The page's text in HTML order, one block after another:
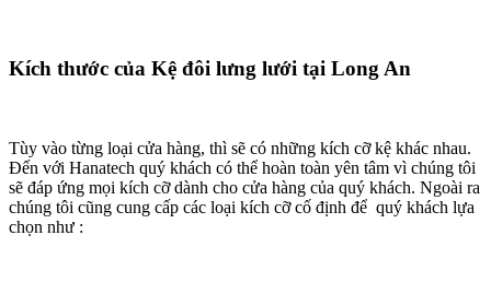
Kích thước của Kệ đôi lưng lưới tại Long An
Tùy vào từng loại cửa hàng, thì sẽ có những kích cỡ kệ khác nhau.
Đến với Hanatech quý khách có thể hoàn toàn yên tâm vì chúng tôi
sẽ đáp ứng mọi kích cỡ dành cho cửa hàng của quý khách. Ngoài ra
chúng tôi cũng cung cấp các loại kích cỡ cố định để quý khách lựa
chọn như :